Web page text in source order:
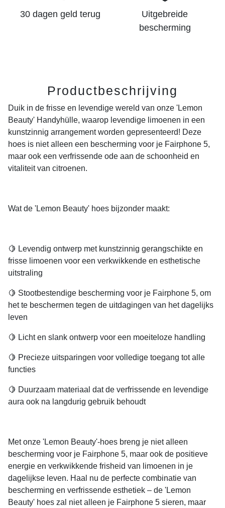
30 dagen geld terug
Uitgebreide
bescherming
Productbeschrijving
Duik in de frisse en levendige wereld van onze 'Lemon
Beauty' Handyhülle, waarop levendige limoenen in een
kunstzinnig arrangement worden gepresenteerd! Deze
hoes is niet alleen een bescherming voor je Fairphone 5,
maar ook een verfrissende ode aan de schoonheid en
vitaliteit van citroenen.
Wat de 'Lemon Beauty' hoes bijzonder maakt:
🍋 Levendig ontwerp met kunstzinnig gerangschikte en
frisse limoenen voor een verkwikkende en esthetische
uitstraling
🍋 Stootbestendige bescherming voor je Fairphone 5, om
het te beschermen tegen de uitdagingen van het dagelijks
leven
🍋 Licht en slank ontwerp voor een moeiteloze handling
🍋 Precieze uitsparingen voor volledige toegang tot alle
functies
🍋 Duurzaam materiaal dat de verfrissende en levendige
aura ook na langdurig gebruik behoudt
Met onze 'Lemon Beauty'-hoes breng je niet alleen
bescherming voor je Fairphone 5, maar ook de positieve
energie en verkwikkende frisheid van limoenen in je
dagelijkse leven. Haal nu de perfecte combinatie van
bescherming en verfrissende esthetiek – de 'Lemon
Beauty' hoes zal niet alleen je Fairphone 5 sieren, maar